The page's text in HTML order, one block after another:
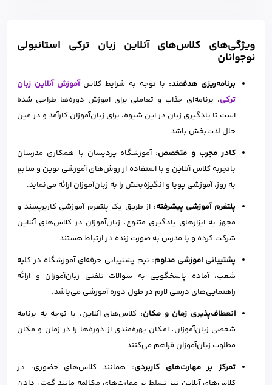
ویژگی‌های کلاس‌های آنلاین زبان ترکی استانبولی
نوجوانان
برنامه‌ریزی هدفمند: با توجه به شرایط کلاس آموزش آنلاین زبان
ترکی، برنامه‌ای جذاب و تعاملی برای اموزش دوره‌ها طراحی شده
است تا یادگیری زبان در این شیوه، برای زبان‌آموزان کارآمد و در عین
حال لذت‌بخش باشد.
کادر مجرب و متخصص: آموزشگاه پردیسان با همکاری مدرسان
باتجربه کلاس آنلاین و با استفاده از روش‌های آموزشی نوین و منابع
به روز، آموزشی پویا و انگیزه‌بخش را به زبان‌آموزان ارائه می‌نماید.
پلتفرم آموزشی پیشرفته: از طریق یک پلتفرم آموزشی کاربرپسند و
مجهز به ابزارهای یادگیری متنوع، زبان‌آموزان در کلاس‌های آنلاین
شرکت کرده و با مدرس به صورت زنده در ارتباط هستند.
پشتیبانی اموزشی مداوم: تیم پشتیبانی حرفه‌ای آموزشگاه در کلیه
شعب، آماده پاسخگویی به سوالات تلفنی زبان‌آموزان و ارائه
راهنمایی‌های درسی لازم در طول دوره آموزشی می‌باشد.
انعطاف‌پذیری زمان و مکان: کلاس‌های آنلاین، با توجه به برنامه
شخصی زبان‌آموزان، امکان بهره‌مندی از دوره‌ها را در زمان و مکان
مطلوب زبان‌آموزان فراهم می‌کنند.
تمرکز بر مهارت‌های کاربردی: همانند کلاس‌های حضوری، در